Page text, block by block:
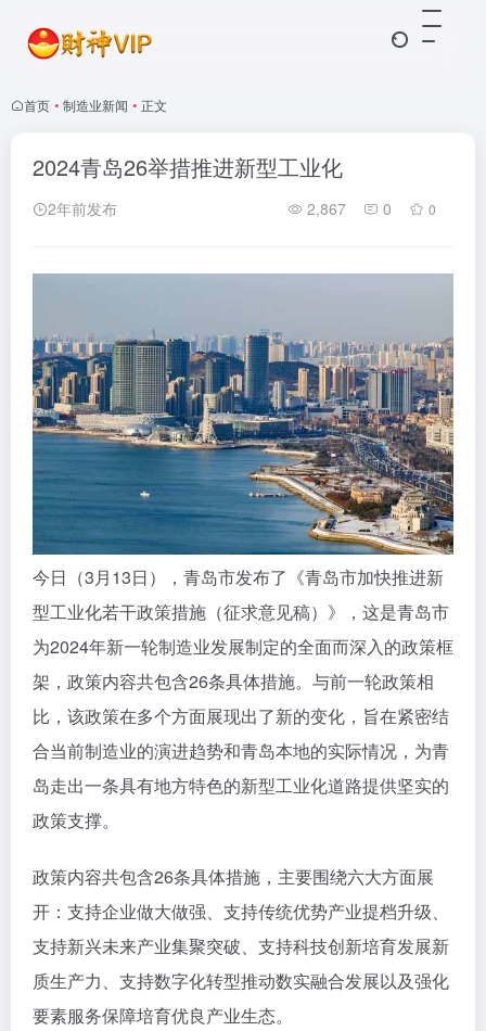
首页 • 制造业新闻 • 正文
2024青岛26举措推进新型工业化
2年前发布 2,867 0 0
今日（3月13日），青岛市发布了《青岛市加快推进新
型工业化若干政策措施（征求意见稿）》，这是青岛市
为2024年新一轮制造业发展制定的全面而深入的政策框
架，政策内容共包含26条具体措施。与前一轮政策相
比，该政策在多个方面展现出了新的变化，旨在紧密结
合当前制造业的演进趋势和青岛本地的实际情况，为青
岛走出一条具有地方特色的新型工业化道路提供坚实的
政策支撑。
政策内容共包含26条具体措施，主要围绕六大方面展
开：支持企业做大做强、支持传统优势产业提档升级、
支持新兴未来产业集聚突破、支持科技创新培育发展新
质生产力、支持数字化转型推动数实融合发展以及强化
要素服务保障培育优良产业生态。